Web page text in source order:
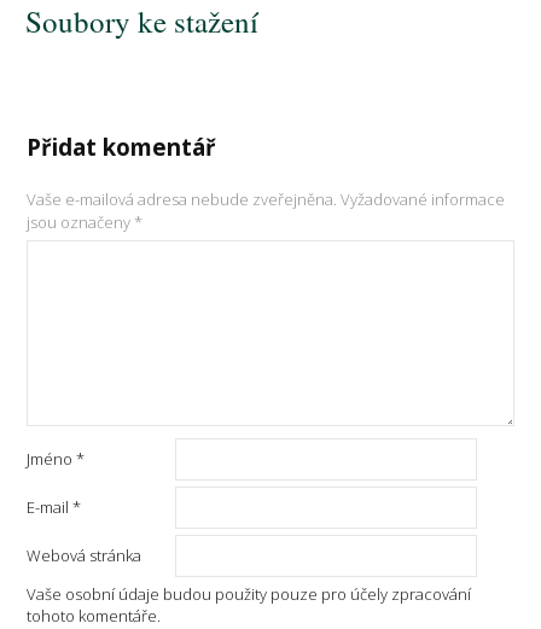
Soubory ke stažení
Přidat komentář
Vaše e-mailová adresa nebude zveřejněna. Vyžadované informace
jsou označeny*
Jméno*
E-mail*
Webová stránka
Vaše osobní údaje budou použity pouze pro účely zpracování
tohoto komentáře.